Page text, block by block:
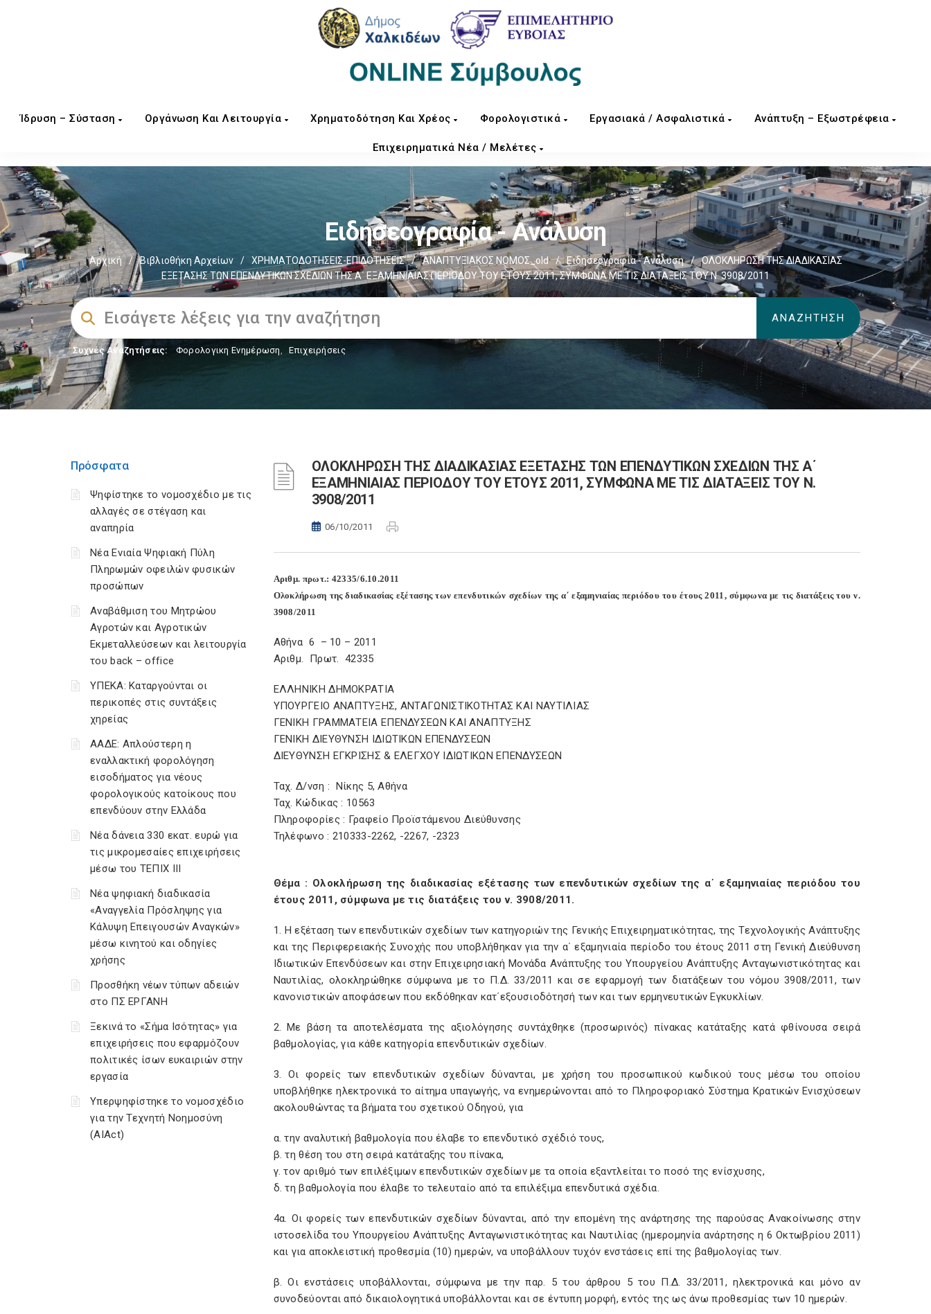
Ίδρυση – Σύσταση Οργάνωση Και Λειτουργία Χρηματοδότηση Και Χρέος Φορολογιστικά Εργασιακά / Ασφαλιστικά Ανάπτυξη – Εξωστρέφεια
Επιχειρηματικά Νέα / Μελέτες
Ειδησεογραφία - Ανάλυση
Αρχική / Βιβλιοθήκη Αρχείων / ΧΡΗΜΑΤΟΔΟΤΗΣΕΙΣ-ΕΠΙΔΟΤΗΣΕΙΣ / ΑΝΑΠΤΥΞΙΑΚΟΣ ΝΟΜΟΣ_old / Ειδησεογραφία - Ανάλυση /
ΟΛΟΚΛΗΡΩΣΗ ΤΗΣ ΔΙΑΔΙΚΑΣΙΑΣ
ΕΞΕΤΑΣΗΣ ΤΩΝ ΕΠΕΝΔΥΤΙΚΩΝ ΣΧΕΔΙΩΝ ΤΗΣ Α΄ ΕΞΑΜΗΝΙΑΙΑΣ ΠΕΡΙΟΔΟΥ ΤΟΥ ΕΤΟΥΣ 2011, ΣΥΜΦΩΝΑ ΜΕ ΤΙΣ ΔΙΑΤΑΞΕΙΣ ΤΟΥ Ν. 3908/2011
Συχνές Αναζητήσεις: Φορολογικη Ενημέρωση, Επιχειρήσεις
Πρόσφατα
Ψηφίστηκε το νομοσχέδιο με τις
αλλαγές σε στέγαση και
αναπηρία
Νέα Ενιαία Ψηφιακή Πύλη
Πληρωμών οφειλών φυσικών
προσώπων
Αναβάθμιση του Μητρώου
Αγροτών και Αγροτικών
Εκμεταλλεύσεων και λειτουργία
του back – office
ΥΠΕΚΑ: Καταργούνται οι
περικοπές στις συντάξεις
χηρείας
ΑΑΔΕ: Απλούστερη η
εναλλακτική φορολόγηση
εισοδήματος για νέους
φορολογικούς κατοίκους που
επενδύουν στην Ελλάδα
Νέα δάνεια 330 εκατ. ευρώ για
τις μικρομεσαίες επιχειρήσεις
μέσω του ΤΕΠΙΧ ΙΙΙ
Νέα ψηφιακή διαδικασία
«Αναγγελία Πρόσληψης για
Κάλυψη Επειγουσών Αναγκών»
μέσω κινητού και οδηγίες
χρήσης
Προσθήκη νέων τύπων αδειών
στο ΠΣ ΕΡΓΑΝΗ
Ξεκινά το «Σήμα Ισότητας» για
επιχειρήσεις που εφαρμόζουν
πολιτικές ίσων ευκαιριών στην
εργασία
Υπερψηφίστηκε το νομοσχέδιο
για την Τεχνητή Νοημοσύνη
(AIAct)
ΟΛΟΚΛΗΡΩΣΗ ΤΗΣ ΔΙΑΔΙΚΑΣΙΑΣ ΕΞΕΤΑΣΗΣ ΤΩΝ ΕΠΕΝΔΥΤΙΚΩΝ ΣΧΕΔΙΩΝ ΤΗΣ Α΄
ΕΞΑΜΗΝΙΑΙΑΣ ΠΕΡΙΟΔΟΥ ΤΟΥ ΕΤΟΥΣ 2011, ΣΥΜΦΩΝΑ ΜΕ ΤΙΣ ΔΙΑΤΑΞΕΙΣ ΤΟΥ Ν.
3908/2011
06/10/2011
Αριθμ. πρωτ.: 42335/6.10.2011
Ολοκλήρωση της διαδικασίας εξέτασης των επενδυτικών σχεδίων της α΄ εξαμηνιαίας περιόδου του έτους 2011, σύμφωνα με τις διατάξεις του ν.
3908/2011
Αθήνα 6 – 10 – 2011
Αριθμ. Πρωτ. 42335
ΕΛΛΗΝΙΚΗ ΔΗΜΟΚΡΑΤΙΑ
ΥΠΟΥΡΓΕΙΟ ΑΝΑΠΤΥΞΗΣ, ΑΝΤΑΓΩΝΙΣΤΙΚΟΤΗΤΑΣ ΚΑΙ ΝΑΥΤΙΛΙΑΣ
ΓΕΝΙΚΗ ΓΡΑΜΜΑΤΕΙΑ ΕΠΕΝΔΥΣΕΩΝ ΚΑΙ ΑΝΑΠΤΥΞΗΣ
ΓΕΝΙΚΗ ΔΙΕΥΘΥΝΣΗ ΙΔΙΩΤΙΚΩΝ ΕΠΕΝΔΥΣΕΩΝ
ΔΙΕΥΘΥΝΣΗ ΕΓΚΡΙΣΗΣ & ΕΛΕΓΧΟΥ ΙΔΙΩΤΙΚΩΝ ΕΠΕΝΔΥΣΕΩΝ
Ταχ. Δ/νση : Νίκης 5, Αθήνα
Ταχ. Κώδικας : 10563
Πληροφορίες : Γραφείο Προϊστάμενου Διεύθυνσης
Τηλέφωνο : 210333-2262, -2267, -2323
Θέμα : Ολοκλήρωση της διαδικασίας εξέτασης των επενδυτικών σχεδίων της α΄ εξαμηνιαίας περιόδου του
έτους 2011, σύμφωνα με τις διατάξεις του ν. 3908/2011.
1. Η εξέταση των επενδυτικών σχεδίων των κατηγοριών της Γενικής Επιχειρηματικότητας, της Τεχνολογικής Ανάπτυξης
και της Περιφερειακής Συνοχής που υποβλήθηκαν για την α΄ εξαμηνιαία περίοδο του έτους 2011 στη Γενική Διεύθυνση
Ιδιωτικών Επενδύσεων και στην Επιχειρησιακή Μονάδα Ανάπτυξης του Υπουργείου Ανάπτυξης Ανταγωνιστικότητας και
Ναυτιλίας, ολοκληρώθηκε σύμφωνα με το Π.Δ. 33/2011 και σε εφαρμογή των διατάξεων του νόμου 3908/2011, των
κανονιστικών αποφάσεων που εκδόθηκαν κατ΄εξουσιοδότησή των και των ερμηνευτικών Εγκυκλίων.
2. Με βάση τα αποτελέσματα της αξιολόγησης συντάχθηκε (προσωρινός) πίνακας κατάταξης κατά φθίνουσα σειρά
βαθμολογίας, για κάθε κατηγορία επενδυτικών σχεδίων.
3. Οι φορείς των επενδυτικών σχεδίων δύνανται, με χρήση του προσωπικού κωδικού τους μέσω του οποίου
υποβλήθηκε ηλεκτρονικά το αίτημα υπαγωγής, να ενημερώνονται από το Πληροφοριακό Σύστημα Κρατικών Ενισχύσεων
ακολουθώντας τα βήματα του σχετικού Οδηγού, για
α. την αναλυτική βαθμολογία που έλαβε το επενδυτικό σχέδιό τους,
β. τη θέση του στη σειρά κατάταξης του πίνακα,
γ. τον αριθμό των επιλέξιμων επενδυτικών σχεδίων με τα οποία εξαντλείται το ποσό της ενίσχυσης,
δ. τη βαθμολογία που έλαβε το τελευταίο από τα επιλέξιμα επενδυτικά σχέδια.
4α. Οι φορείς των επενδυτικών σχεδίων δύνανται, από την επομένη της ανάρτησης της παρούσας Ανακοίνωσης στην
ιστοσελίδα του Υπουργείου Ανάπτυξης Ανταγωνιστικότητας και Ναυτιλίας (ημερομηνία ανάρτησης η 6 Οκτωβρίου 2011)
και για αποκλειστική προθεσμία (10) ημερών, να υποβάλλουν τυχόν ενστάσεις επί της βαθμολογίας των.
β. Οι ενστάσεις υποβάλλονται, σύμφωνα με την παρ. 5 του άρθρου 5 του Π.Δ. 33/2011, ηλεκτρονικά και μόνο αν
συνοδεύονται από δικαιολογητικά υποβάλλονται και σε έντυπη μορφή, εντός της ως άνω προθεσμίας των 10 ημερών.